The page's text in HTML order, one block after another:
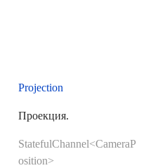
Projection
Проекция.
StatefulChannel<CameraP
osition>